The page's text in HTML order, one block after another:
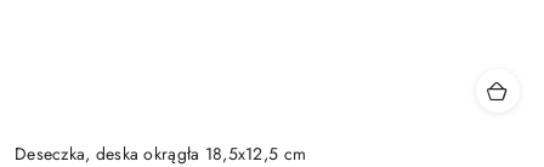
Deseczka, deska okrągła 18,5x12,5 cm